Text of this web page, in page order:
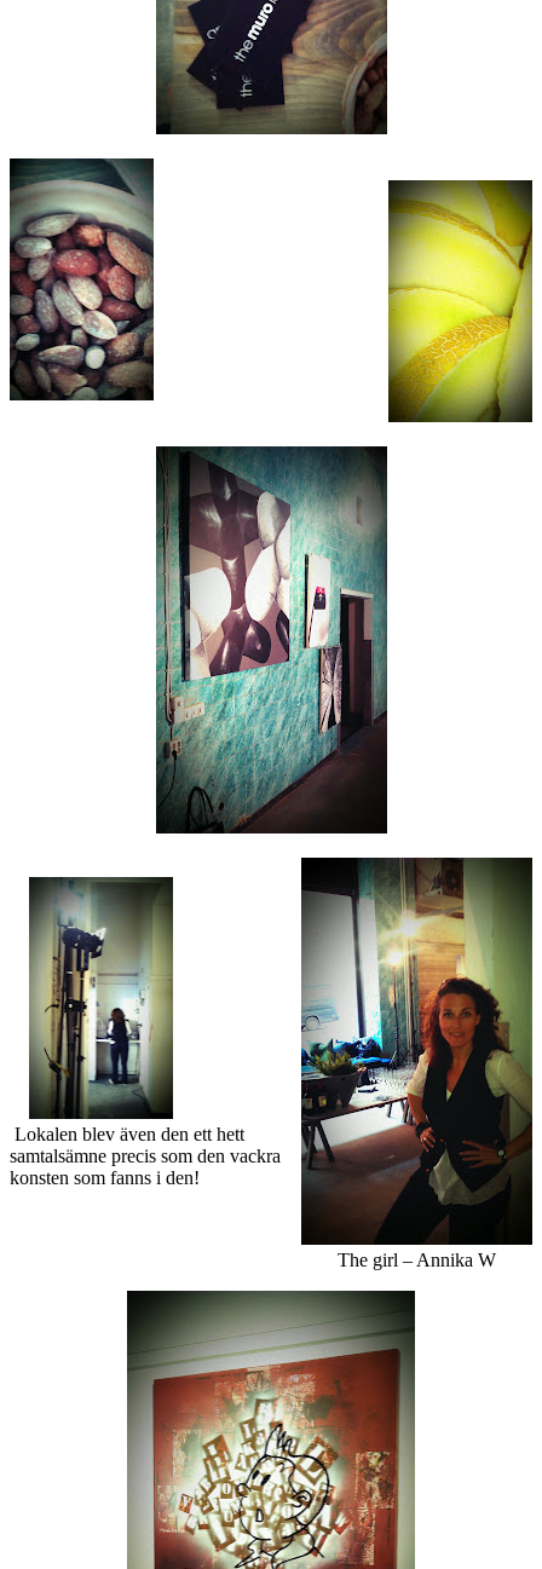
The girl – Annika W
Lokalen blev även den ett hett
samtalsämne precis som den vackra
konsten som fanns i den!